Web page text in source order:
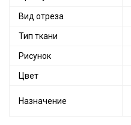
Вид отреза
Тип ткани
Рисунок
Цвет
Назначение